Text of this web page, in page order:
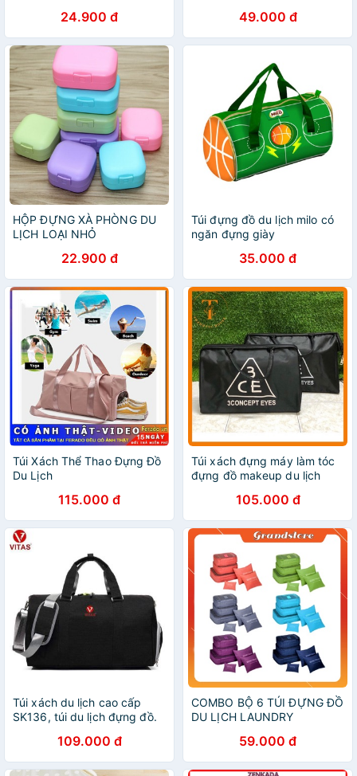
24.900 đ 49.000 đ
HỘP ĐỰNG XÀ PHÒNG DU
LỊCH LOẠI NHỎ
22.900 đ
Túi đựng đồ du lịch milo có
ngăn đựng giày
35.000 đ
Túi Xách Thể Thao Đựng Đồ
Du Lịch
115.000 đ
Túi xách đựng máy làm tóc
đựng đồ makeup du lịch
105.000 đ
Túi xách du lịch cao cấp
SK136, túi du lịch đựng đồ.
109.000 đ
COMBO BỘ 6 TÚI ĐỰNG ĐỒ
DU LỊCH LAUNDRY
59.000 đ